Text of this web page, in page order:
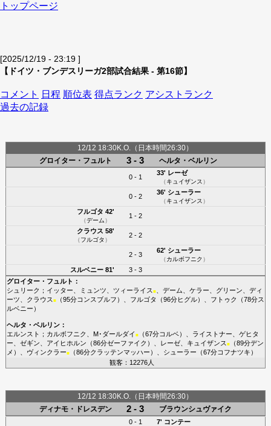
トップページ
[2025/12/19 - 23:19 ]
【ドイツ・ブンデスリーガ2部試合結果 - 第16節】
コメント 日程 順位表 得点ランク アシストランク
過去の記録
12/12 18:30K.O.（日本時間26:30）
グロイター・フュルト
3 - 3 ヘルタ・ベルリン
0 - 1
33' レーゼ
（キュイザンス ）
0 - 2
36' シューラー
（キュイザンス ）
フルゴタ 42'
（デーム）
1 - 2
クラウス 58'
（フルゴタ）
2 - 2
2 - 3
62' シューラー
（カルボフニク ）
スルベニー81'
3 - 3
グロイター・フュルト ：
シュリーク ； イッター ミュンツ ツィーライス ■、 デーム ケラー グリーン
ディ
ーツ
クラウス ■（95分コンスブルフ ）、 フルゴタ （96分ヒグル）、 フトゥク （78分ス
ルベニー ）
ヘルタ・ベルリン：
エルンスト ； カルボフニク M･ダールダイ ■（67分コルベ）、 ライストナー
ゲヒタ
ー
ゼギン アイヒホルン （86分ゼーファイク ）、 レーゼ、 キュイザンス ■（89分デン
メ ）、 ヴィンクラー■（86分クラッテンマッハー ）、 シューラー （67分コフナツキ ）
観客：12276人
12/12 18:30K.O.（日本時間26:30）
ディナモ・ドレスデン
2 - 3 ブラウンシュヴァイク
0 - 1 7' コンテー